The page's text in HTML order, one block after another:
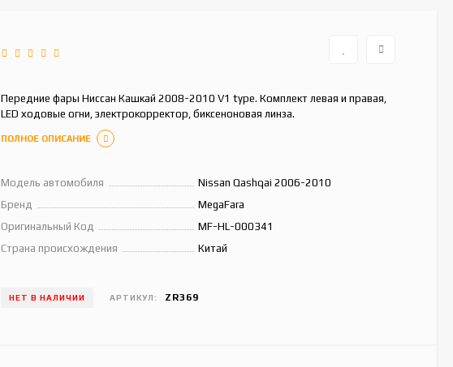
Передние фары Ниссан Кашкай 2008-2010 V1 type. Комплект левая и правая,
LED ходовые огни, электрокорректор, биксеноновая линза.
ПОЛНОЕ ОПИСАНИЕ
Модель автомобиля
Nissan Qashqai 2006-2010
Бренд
MegaFara
Оригинальный Код
MF-HL-000341
Страна происхождения
Китай
НЕТ В НАЛИЧИИ АРТИКУЛ: ZR369